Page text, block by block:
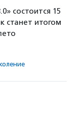
состоится 15
станет итогом